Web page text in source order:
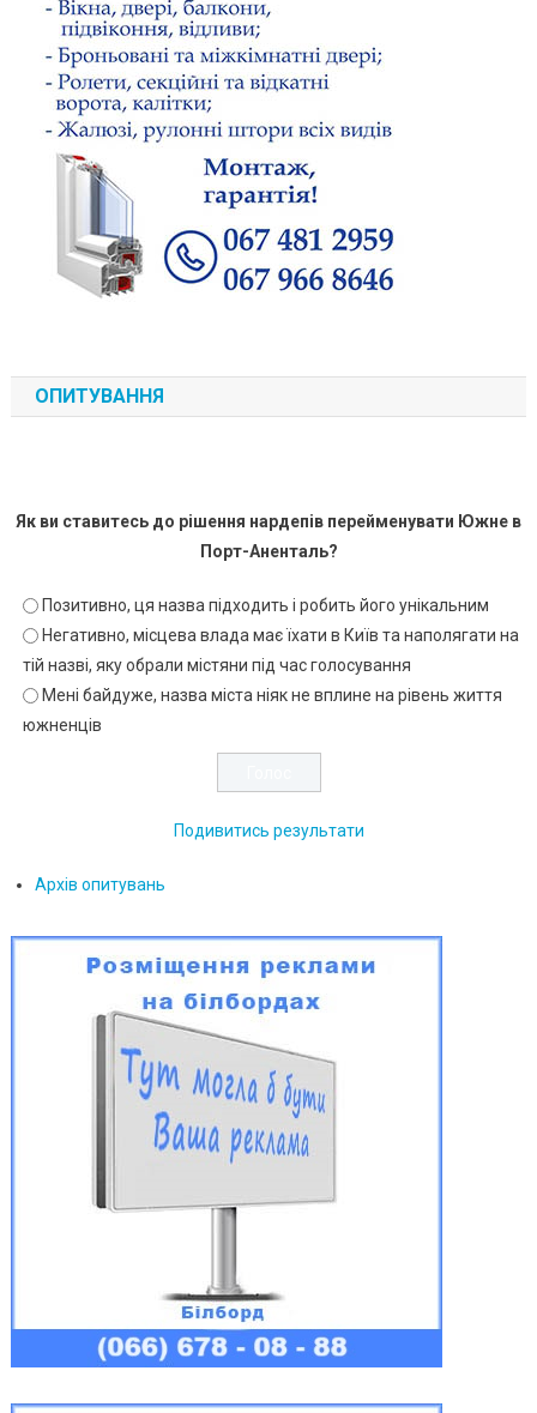
ОПИТУВАННЯ
Як ви ставитесь до рішення нардепів перейменувати Южне в
Порт-Аненталь?
Позитивно, ця назва підходить і робить його унікальним
Негативно, місцева влада має їхати в Київ та наполягати на
тій назві, яку обрали містяни під час голосування
Мені байдуже, назва міста ніяк не вплине на рівень життя
южненців
Подивитись результати
Архів опитувань